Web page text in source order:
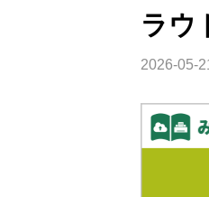
ラウ
2026-05-